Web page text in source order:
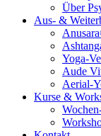
Über
Aus- &
Yoga-
Aude
Aerial-
Kurse &